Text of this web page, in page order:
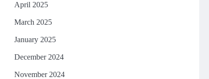
April 2025
March 2025
January 2025
December 2024
November 2024